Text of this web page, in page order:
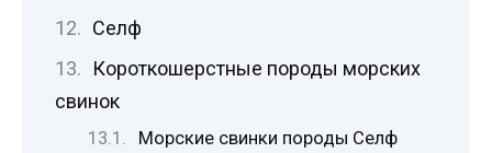
Селф
Короткошерстные породы морских
свинок
Морские свинки породы Селф